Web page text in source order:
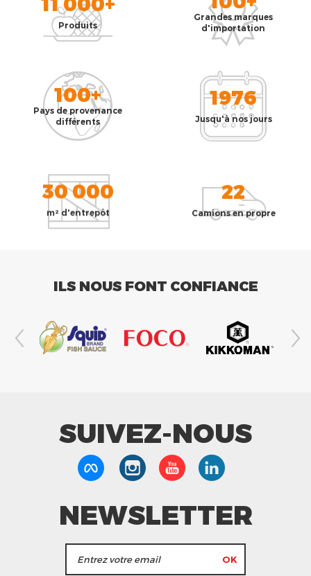
Produits
Grandes marques
d'importation
100+
Pays de provenance
différents
1976
Jusqu'à nos jours
30 000
m² d'entrepôt
22
Camions en propre
ILS NOUS FONT CONFIANCE
SUIVEZ-NOUS
NEWSLETTER